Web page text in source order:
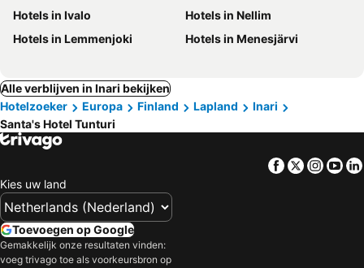
Hotels in Ivalo
Hotels in Nellim
Hotels in Lemmenjoki
Hotels in Menesjärvi
Alle verblijven in Inari bekijken
Hotelzoeker
Europa Finland Lapland
Inari
Santa's Hotel Tunturi
Facebook
Twitter
Kies uw land
Toevoegen op Google
Gemakkelijk onze resultaten vinden:
voeg trivago toe als voorkeursbron op